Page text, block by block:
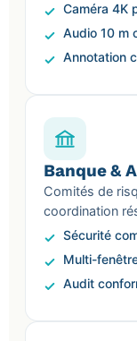
Caméra 4K
Audio 10 m
Annotation
Banque &
Comités de
coordination
Sécurité
Multi-
Audit